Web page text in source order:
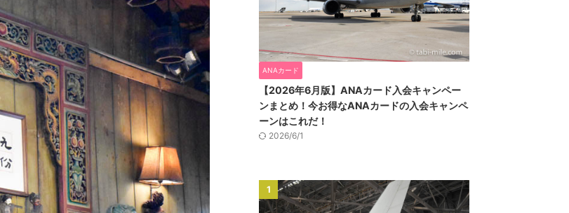
ANAカード
【2026年6月版】ANAカード入会キャンペー
ンまとめ！今お得なANAカードの入会キャンペ
ーンはこれだ！
2026/6/1
1